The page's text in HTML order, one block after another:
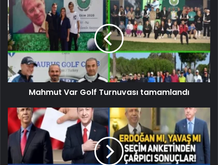
Mahmut Var Golf Turnuvası tamamlandı